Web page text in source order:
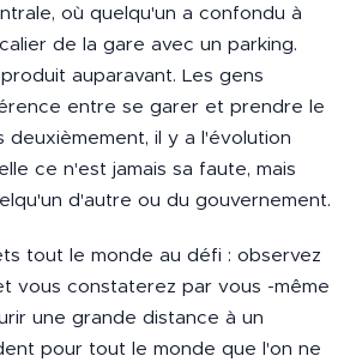
où quelqu'un a confondu à
de la gare avec un parking.
auparavant. Les gens
entre se garer et prendre le
deuxièmement, il y a l'évolution
ce n'est jamais sa faute, mais
d'autre ou du gouvernement.
tout le monde au défi : observez
vous constaterez par vous -même
une grande distance à un
pour tout le monde que l'on ne